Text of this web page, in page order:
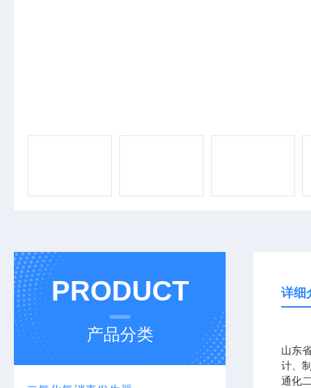
PRODUCT
产品分类
详细
山东
计、
通化